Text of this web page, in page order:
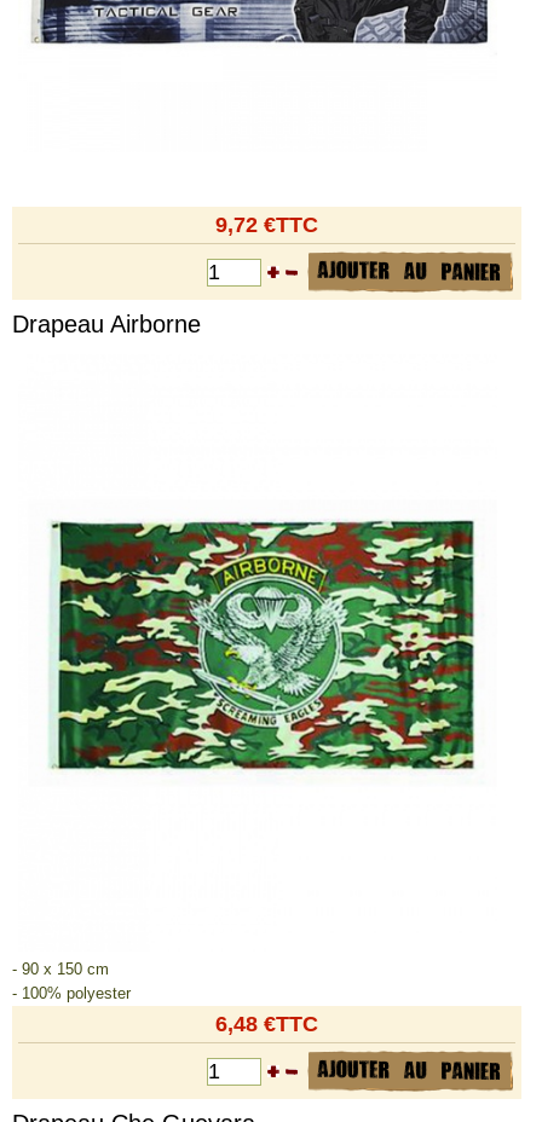
9,72 €TTC
Drapeau Airborne
- 90 x 150 cm
- 100% polyester
6,48 €TTC